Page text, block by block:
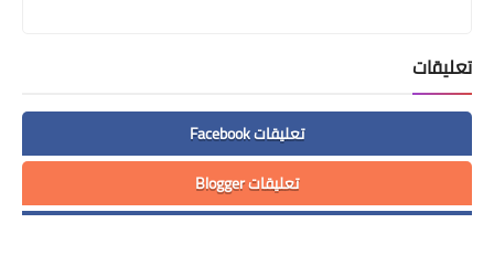
تعليقات
تعليقات Facebook
تعليقات Blogger